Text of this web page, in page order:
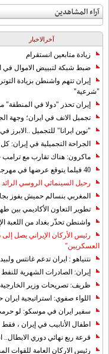
آراء المشاهدين
آخرالاخبار
زيادة متابعين انستقرام
ضبط شبكة لتبييض الاموال في
إيران تتهم واشنطن بزيادة
"شرعية"
إيران تحذر "دولا في
تجميل الانف في ايران؛ وجهة
"نوين ايرانا" للتجميل ..الابرز
الجراحة التجميلية في إيران:
ماكرون: هناك تقارب مع ترامب
40 فيلما يتوقع عرضها في مهرجان كان 2019
رحيل السينمائي الروسي
المغربي بنسالم حميش يفوز
تطوير التعاون الأكاديمي بين
واشنطن تحذّر بغداد من اللعبة
رئيس الأركان الإيراني يصل
العسكريين"
نتنياهو : ايران تدعم غانتس
إيران: الصادرات الشهریة للنفط والمكثفات
ظريف: تصريحات وزير الخارجية
اللواء صفوي: استراتيجية ايران
سفير ايران في موسكو: لو حرمت
اطفال الأنابيب في إيران ،
قرعة ربع نهائي دوري
رئيس الاركان العامة للقوات